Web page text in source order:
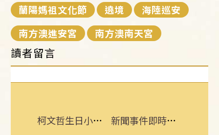
蘭陽媽祖文化節
遶境
海陸巡安
南方澳進安宮
南方澳南天宮
讀者留言
柯文哲生日小編喊「說那4個字」留言翻車 新聞事件即時更新 所有消息一手掌握！